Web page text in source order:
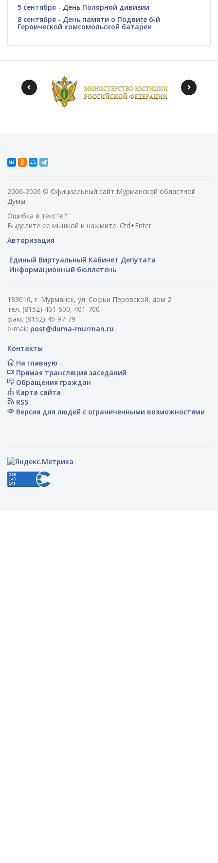
5 сентября - День Полярной дивизии
8 сентября - День памяти о Подвиге 6-й
Героической комсомольской батареи
2006-2026 © Официальный сайт Мурманской областной
Думы
Ошибка в тексте?
Выделите ее мышкой и нажмите: Ctrl+Enter
Авторизация
Единый Виртуальный Кабинет Депутата
Информационный бюллетень
183016, г. Мурманск, ул. Софьи Перовской, дом 2
тел. (8152) 401-600, 401-700
факс (8152) 45-97-79
e-mail: post@duma-murman.ru
Контакты
На главную
Прямая трансляция заседаний
Обращения граждан
Карта сайта
RSS
Версия для людей с ограниченными возможностями